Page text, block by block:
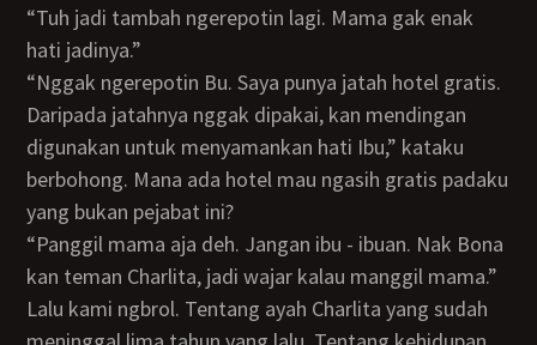
“Tuh jadi tambah ngerepotin lagi. Mama gak enak
hati jadinya.”
“Nggak ngerepotin Bu. Saya punya jatah hotel gratis.
Daripada jatahnya nggak dipakai, kan mendingan
digunakan untuk menyamankan hati Ibu,” kataku
berbohong. Mana ada hotel mau ngasih gratis padaku
yang bukan pejabat ini?
“Panggil mama aja deh. Jangan ibu - ibuan. Nak Bona
kan teman Charlita, jadi wajar kalau manggil mama.”
Lalu kami ngbrol. Tentang ayah Charlita yang sudah